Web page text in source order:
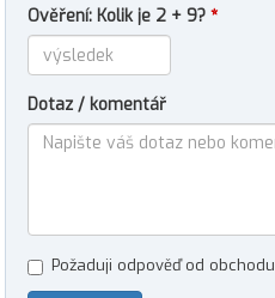
Ověření: Kolik je 2 + 9? *
Dotaz / komentář
Požaduji odpověď od obchodu